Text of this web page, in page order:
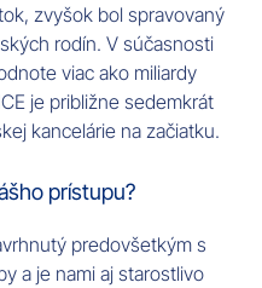
zvyšok bol spravovaný
rodín. V súčasnosti
viac ako miliardy
je približne sedemkrát
kancelárie na začiatku.
prístupu?
predovšetkým s
a je nami aj starostlivo